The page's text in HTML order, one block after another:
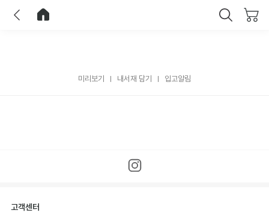
미리보기 내서재 담기 입고알림
고객센터